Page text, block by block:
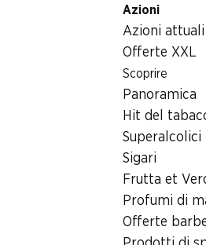
Azioni
Azioni attuali
Offerte XXL
Scoprire
Panoramica
Hit del
Superalcolici
Sigari
Frutta et
Profumi di
Offerte
Generi alimentari
Tavoletta di cioccolato al latte
Tavoletta di